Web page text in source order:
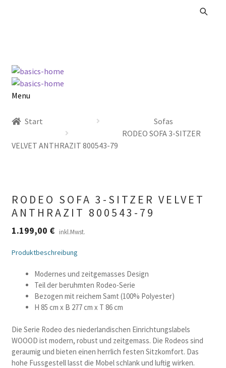
Zur
Navigation
springen
Zum
Inhalt
springen
Menu
Kataloge Landhaus
Kataloge Trends
Summer Sale
Start
Sofas
RODEO SOFA 3-SITZER
VELVET ANTHRAZIT 800543-79
RODEO SOFA 3-SITZER VELVET
ANTHRAZIT 800543-79
1.199,00 € inkl.Mwst.
Produktbeschreibung
Modernes und zeitgemasses Design
Teil der beruhmten Rodeo-Serie
Bezogen mit reichem Samt (100% Polyester)
H 85 cm x B 277 cm x T 86 cm
Die Serie Rodeo des niederlandischen Einrichtungslabels
WOOOD ist modern, robust und zeitgemass. Die Rodeos sind
geraumig und bieten einen herrlich festen Sitzkomfort. Das
hohe Fussgestell lasst die Mobel schlank und luftig wirken.